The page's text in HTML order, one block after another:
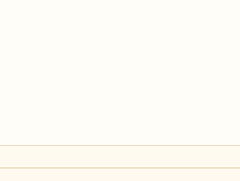
蔬菜勿吝食水